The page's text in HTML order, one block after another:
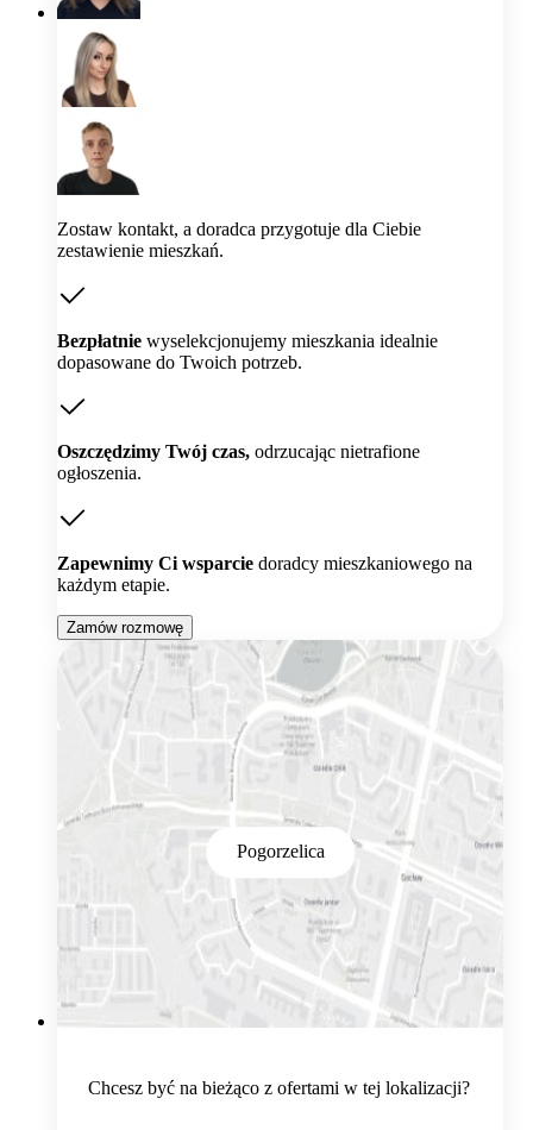
Zostaw kontakt, a doradca przygotuje dla Ciebie
zestawienie mieszkań.
Bezpłatnie wyselekcjonujemy mieszkania idealnie
dopasowane do Twoich potrzeb.
Oszczędzimy Twój czas, odrzucając nietrafione
ogłoszenia.
Zapewnimy Ci wsparcie doradcy mieszkaniowego na
każdym etapie.
Zamów rozmowę
Pogorzelica
Chcesz być na bieżąco z ofertami w tej lokalizacji?